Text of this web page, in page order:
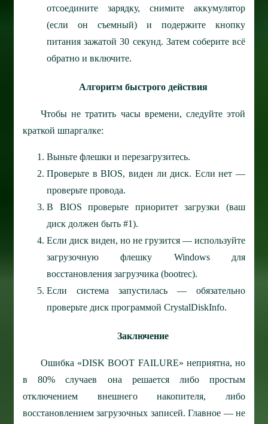
отсоедините зарядку, снимите аккумулятор
(если он съемный) и подержите кнопку
питания зажатой 30 секунд. Затем соберите всё
обратно и включите.
Алгоритм быстрого действия
Чтобы не тратить часы времени, следуйте этой
краткой шпаргалке:
Выньте флешки и перезагрузитесь.
Проверьте в BIOS, виден ли диск. Если нет —
проверьте провода.
В BIOS проверьте приоритет загрузки (ваш
диск должен быть #1).
Если диск виден, но не грузится — используйте
загрузочную флешку Windows для
восстановления загрузчика (bootrec).
Если система запустилась — обязательно
проверьте диск программой CrystalDiskInfo.
Заключение
Ошибка «DISK BOOT FAILURE» неприятна, но
в 80% случаев она решается либо простым
отключением внешнего накопителя, либо
восстановлением загрузочных записей. Главное — не